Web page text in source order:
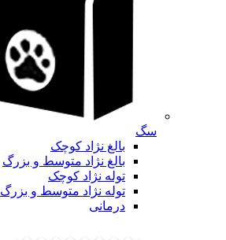
سگ
بالغ نژاد کوچک
بالغ نژاد متوسط و بزرگ
توله نژاد کوچک
توله نژاد متوسط و بزرگ
درمانی